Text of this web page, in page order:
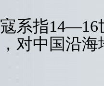
指14—16
对中国沿